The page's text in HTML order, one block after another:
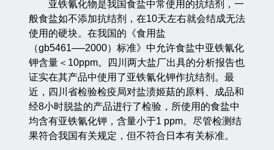
亚铁氰化物是我国食盐中常使用的抗结剂，一
般食盐如不添加抗结剂，在10天左右就会结成无法
使用的硬块。在我国的《食用盐
（gb5461──2000）标准》中允许食盐中亚铁氰化
钾含量＜10ppm。四川两大盐厂出具的分析报告也
证实在其产品中使用了亚铁氰化钾作抗结剂。最
近，四川省检验检疫局对盐渍姬菇的原料、成品和
经8小时脱盐的产品进行了检验，所使用的食盐中
均含有亚铁氰化钾，含量小于1 ppm。尽管检测结
果符合我国有关规定，但不符合日本有关标准。